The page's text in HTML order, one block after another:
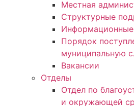
Местная
Структурные
Порядок
муниципальную
Вакансии
Отделы
Отдел по
и окружающей